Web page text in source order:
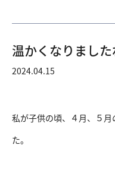
温かくなりまし
2024.04.15
私が子供の頃、４月、５
た。